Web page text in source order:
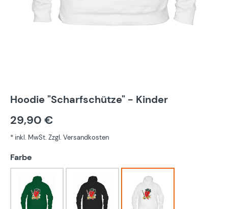
Hoodie "Scharfschütze" - Kinder
29,90 €
* inkl. MwSt. Zzgl. Versandkosten
Farbe
Grün Schwarz Weiß